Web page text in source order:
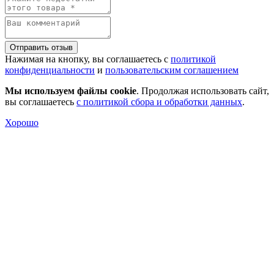
Отправить отзыв
Нажимая на кнопку, вы соглашаетесь с политикой
конфиденциальности и пользовательским соглашением
Мы используем файлы cookie. Продолжая использовать сайт,
вы соглашаетесь с политикой сбора и обработки данных.
Хорошо